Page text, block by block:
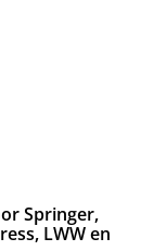
Springer,
LWW en